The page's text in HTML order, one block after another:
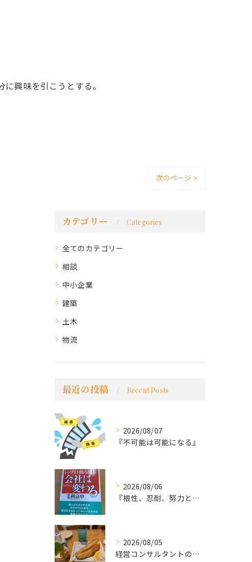
興味を引こうとする。
次のページ >
カテゴリー Categories
全てのカテゴリー
相談
中小企業
建築
土木
物流
最近の投稿 Recent Posts
2026/08/07
『不可能は可能になる』
2026/08/06
『根性、忍耐、努力という言葉は死語なのか』
2026/08/05
経営コンサルタントのモーちゃん・毛利京申です。